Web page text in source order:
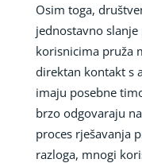
Osim toga,
jednostavno
korisnicima pruža
direktan kontakt s
imaju posebne
brzo odgovaraju
proces rješavanja
razloga, mnogi